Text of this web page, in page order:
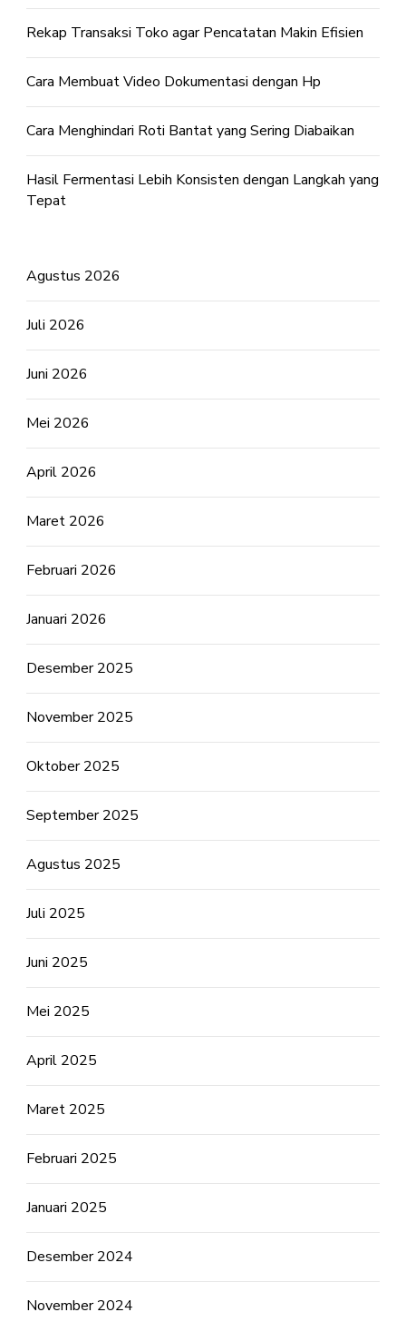
Rekap Transaksi Toko agar Pencatatan Makin Efisien
Cara Membuat Video Dokumentasi dengan Hp
Cara Menghindari Roti Bantat yang Sering Diabaikan
Hasil Fermentasi Lebih Konsisten dengan Langkah yang
Tepat
Agustus 2026
Juli 2026
Juni 2026
Mei 2026
April 2026
Maret 2026
Februari 2026
Januari 2026
Desember 2025
November 2025
Oktober 2025
September 2025
Agustus 2025
Juli 2025
Juni 2025
Mei 2025
April 2025
Maret 2025
Februari 2025
Januari 2025
Desember 2024
November 2024